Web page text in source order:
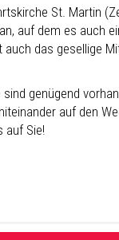
St. Martin
auf dem es auch
das gesellige
genügend
auf den
auf Sie!